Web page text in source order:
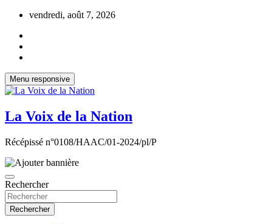
Aller
contenu
vendredi, août 7, 2026
Menu responsive
La Voix de la Nation
Récépissé n°0108/HAAC/01-2024/pl/P
Rechercher
Rechercher